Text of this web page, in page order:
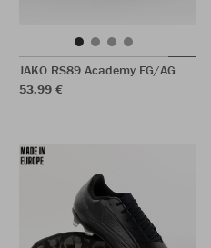
JAKO RS89 Academy FG/AG
53,99 €